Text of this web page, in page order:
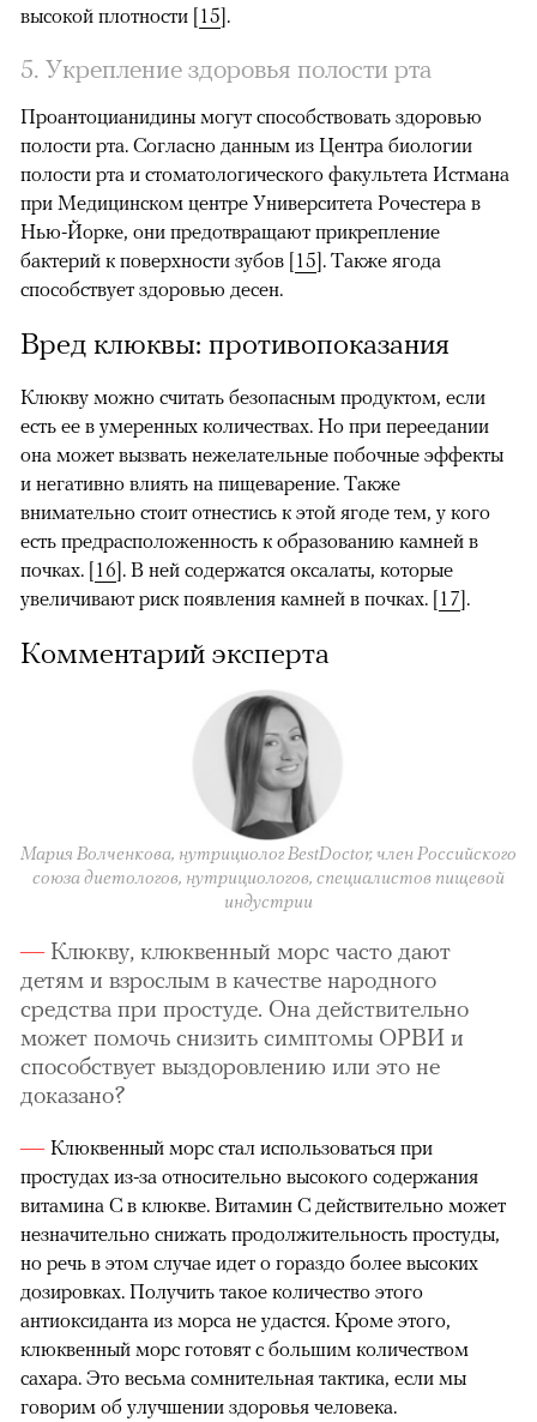
высокой плотности [15].
5. Укрепление здоровья полости рта
Проантоцианидины могут способствовать здоровью
полости рта. Согласно данным из Центра биологии
полости рта и стоматологического факультета Истмана
при Медицинском центре Университета Рочестера в
Нью-Йорке, они предотвращают прикрепление
бактерий к поверхности зубов [15]. Также ягода
способствует здоровью десен.
Вред клюквы: противопоказания
Клюкву можно считать безопасным продуктом, если
есть ее в умеренных количествах. Но при переедании
она может вызвать нежелательные побочные эффекты
и негативно влиять на пищеварение. Также
внимательно стоит отнестись к этой ягоде тем, у кого
есть предрасположенность к образованию камней в
почках. [16]. В ней содержатся оксалаты, которые
увеличивают риск появления камней в почках. [17].
Комментарий эксперта
Мария Волченкова, нутрициолог BestDoctor, член Российского
союза диетологов, нутрициологов, специалистов пищевой
индустрии
Клюкву, клюквенный морс часто дают
детям и взрослым в качестве народного
средства при простуде. Она действительно
может помочь снизить симптомы ОРВИ и
способствует выздоровлению или это не
доказано?
Клюквенный морс стал использоваться при
простудах из-за относительно высокого содержания
витамина С в клюкве. Витамин С действительно может
незначительно снижать продолжительность простуды,
но речь в этом случае идет о гораздо более высоких
дозировках. Получить такое количество этого
антиоксиданта из морса не удастся. Кроме этого,
клюквенный морс готовят с большим количеством
сахара. Это весьма сомнительная тактика, если мы
говорим об улучшении здоровья человека.